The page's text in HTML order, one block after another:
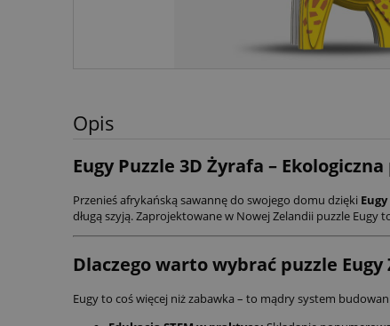
Opis
Eugy Puzzle 3D Żyrafa –
Przenieś afrykańską sawannę do swojego domu dzięki
długą szyją. Zaprojektowane w Nowej Zelandii puzzle
Dlaczego warto wybrać puzzle Eugy
Eugy to coś więcej niż zabawka – to mądry system